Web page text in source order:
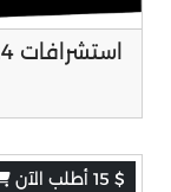
استشرافات 2024
$ 15 أطلب الآن